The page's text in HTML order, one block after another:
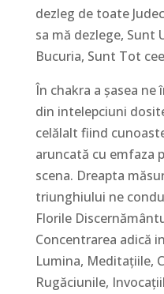
dezleg de toate
sa mă dezlege, Sunt
Bucuria, Sunt Tot
În chakra a șasea
din intelepciuni
celălalt fiind
aruncată cu emfaza
scena. Dreapta
triunghiului ne
Florile
Concentrarea adică
Lumina, Meditațiile,
Rugăciunile,